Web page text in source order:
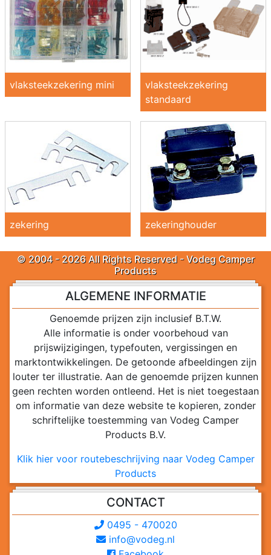
vlaksteekzekering mini
vlaksteekzekering
standaard
zekering zekeringhouder
© 2004 - 2026 All Rights Reserved - Vodeg Camper
Products
ALGEMENE INFORMATIE
Genoemde prijzen zijn inclusief B.T.W.
Alle informatie is onder voorbehoud van
prijswijzigingen, typefouten, vergissingen en
marktontwikkelingen. De getoonde afbeeldingen zijn
louter ter illustratie. Aan de genoemde prijzen kunnen
geen rechten worden ontleend. Het is niet toegestaan
om informatie van deze website te kopieren, zonder
schriftelijke toestemming van Vodeg Camper
Products B.V.
Klik hier voor routebeschrijving naar Vodeg Camper
Products
CONTACT
0495 - 470020
info@vodeg.nl